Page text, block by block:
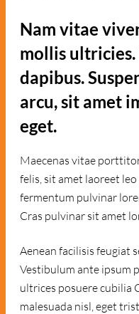
Nam vitae
mollis
dapibus.
arcu, sit amet
eget.
Maecenas vitae
felis, sit amet laoreet
fermentum pulvinar
Cras pulvinar sit amet
Aenean facilisis feugiat
Vestibulum ante ipsum
ultrices posuere cubilia
malesuada nisl, eget